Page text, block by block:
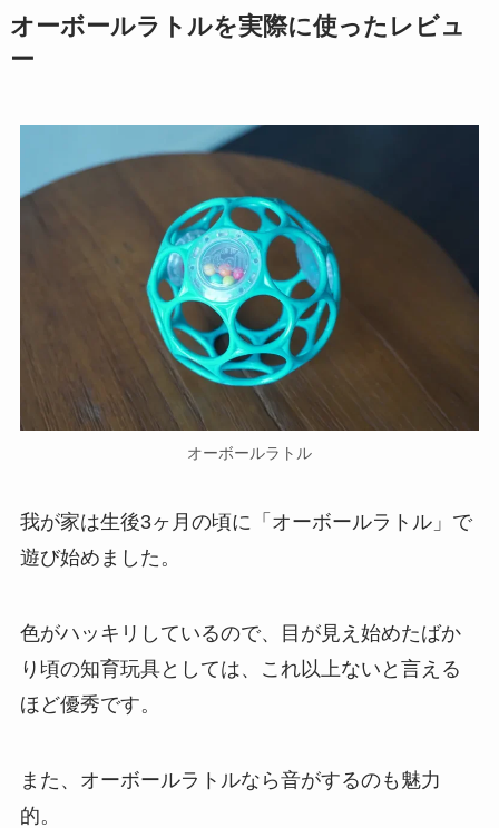
オーボールラトルを実際に使ったレビュ
ー
オーボールラトル
我が家は生後3ヶ月の頃に「オーボールラトル」で
遊び始めました。
色がハッキリしているので、目が見え始めたばか
り頃の知育玩具としては、これ以上ないと言える
ほど優秀です。
また、オーボールラトルなら音がするのも魅力
的。